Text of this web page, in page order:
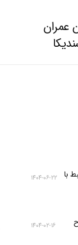
با
۱۴۰۴-۰۶-۲۲
۱۴۰۴-۰۲-۱۶